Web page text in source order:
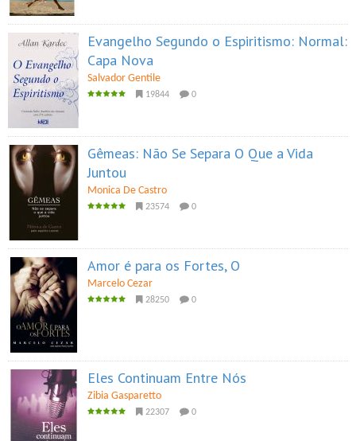
Evangelho Segundo o Espiritismo: Normal:
Capa Nova
Salvador Gentile
19844 0
Gêmeas: Não Se Separa O Que a Vida
Juntou
Monica De Castro
23574 0
Amor é para os Fortes, O
Marcelo Cezar
28250 0
Eles Continuam Entre Nós
Zibia Gasparetto
22307 0